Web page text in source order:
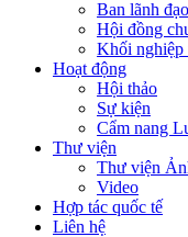
Ban lãnh đạo
Hội đồng
Khối nghiệp
Hoạt động
Hội thảo
Sự kiện
Cẩm nang
Thư viện
Thư viện
Video
Hợp tác quốc tế
Liên hệ